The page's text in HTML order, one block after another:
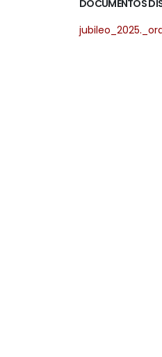
DOCUMENTOS